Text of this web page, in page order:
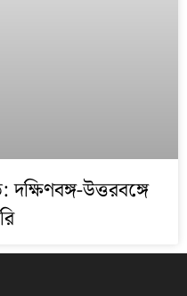
উত্তরবঙ্গে